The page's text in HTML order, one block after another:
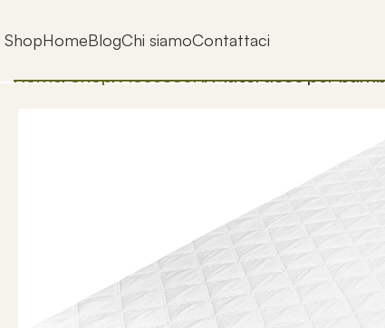
ShopHomeBlogChi siamoContattaci
Home Shop Accessori Materasso per